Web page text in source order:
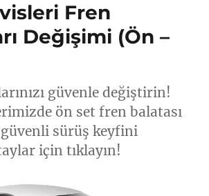
Fren
Değişimi (Ön –
güvenle değiştirin!
ön set fren balatası
sürüş keyfini
için tıklayın!